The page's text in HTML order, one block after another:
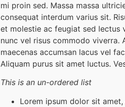
mi proin sed. Massa massa
consequat interdum varius sit.
et molestie ac feugiat sed lectus
nunc vel risus commodo viverra.
maecenas accumsan lacus vel
Aliquam purus sit amet luctus.
This is an un-ordered list
Lorem ipsum dolor sit